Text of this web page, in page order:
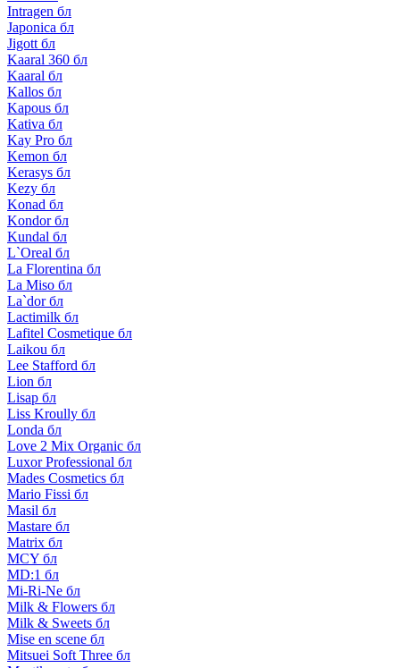
Intragen бл
Japonica бл
Jigott бл
Kaaral 360 бл
Kaaral бл
Kallos бл
Kapous бл
Kativa бл
Kay Pro бл
Kemon бл
Kerasys бл
Kezy бл
Konad бл
Kondor бл
Kundal бл
L`Oreal бл
La Florentina бл
La Miso бл
La`dor бл
Lactimilk бл
Lafitel Cosmetique бл
Laikou бл
Lee Stafford бл
Lion бл
Lisap бл
Liss Kroully бл
Londa бл
Love 2 Mix Organic бл
Luxor Professional бл
Mades Cosmetics бл
Mario Fissi бл
Masil бл
Mastare бл
Matrix бл
MCY бл
MD:1 бл
Mi-Ri-Ne бл
Milk & Flowers бл
Milk & Sweets бл
Mise en scene бл
Mitsuei Soft Three бл